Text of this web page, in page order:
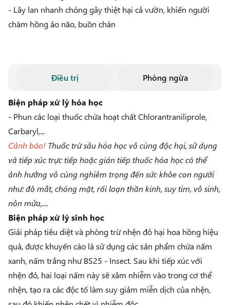
- Lây lan nhanh chóng gây thiệt hại cả vườn, khiến người
chăm hồng ảo não, buồn chán
Điều trị Phòng ngừa
Biện pháp xử lý hóa học
- Phun các loại thuốc chứa hoạt chất Chlorantraniliprole,
Carbaryl,...
Cảnh báo! Thuốc trừ sâu hóa học vô cùng độc hại, sử dụng
và tiếp xúc trực tiếp hoặc gián tiếp thuốc hóa học có thể
ảnh hưởng vô cùng nghiêm trọng đến sức khỏe con người
như: đỏ mắt, chóng mặt, rối loạn thần kinh, suy tim, vô sinh,
nôn mửa,....
Biện pháp xử lý sinh học
Giải pháp tiêu diệt và phòng trừ nhện đỏ hại hoa hồng hiệu
quả, được khuyến cáo là sử dụng các sản phẩm chứa nấm
xanh, nấm trắng như BS25 - Insect. Sau khi tiếp xúc với
nhện đỏ, hai loại nấm này sẽ xâm nhiễm vào trong cơ thể
nhện, tạo ra các độc tố làm suy giảm miễn dịch của nhện,